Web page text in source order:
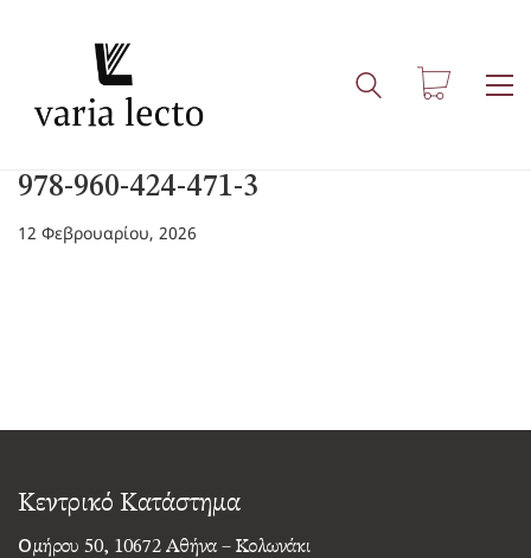
978-960-424-471-3
12 Φεβρουαρίου, 2026
Κεντρικό Κατάστημα
Ομήρου 50, 10672 Αθήνα – Κολωνάκι